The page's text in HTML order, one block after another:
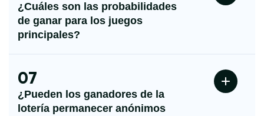
¿Cuáles son las probabilidades
de ganar para los juegos
principales?
07
¿Pueden los ganadores de la
lotería permanecer anónimos